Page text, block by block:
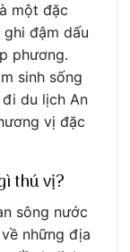
một đặc
đậm dấu
phương.
sinh sống
du lịch An
vị đặc
thú vị?
sông nước
những địa